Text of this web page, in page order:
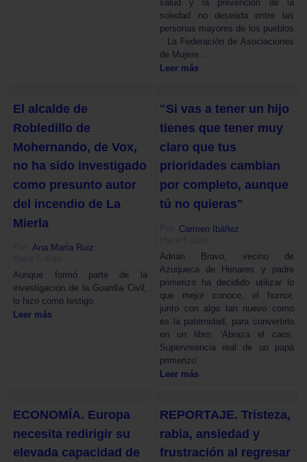
salud y la prevención de la
soledad no deseada entre las
personas mayores de los pueblos
La Federación de Asociaciones
de Mujere...
Leer más
El alcalde de
Robledillo de
Mohernando, de Vox,
no ha sido investigado
como presunto autor
del incendio de La
Mierla
Ana María Ruiz
Aunque formó parte de la
investigación de la Guardia Civil,
lo hizo como testigo.
Leer más
"Si vas a tener un hijo
tienes que tener muy
claro que tus
prioridades cambian
por completo, aunque
tú no quieras"
Carmen Ibáñez
Adrián Bravo, vecino de
Azuqueca de Henares y padre
primerizo ha decidido utilizar lo
que mejor conoce, el humor,
junto con algo tan nuevo como
es la paternidad, para convertirlo
en un libro: 'Abraza el caos.
Supervivencia real de un papá
primerizo'
Leer más
ECONOMÍA. Europa
necesita redirigir su
elevada capacidad de
REPORTAJE. Tristeza,
rabia, ansiedad y
frustración al regresar